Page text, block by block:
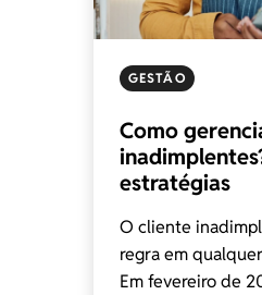
GESTÃO
Como
estratégias
O cliente
regra em
Em fevereiro de